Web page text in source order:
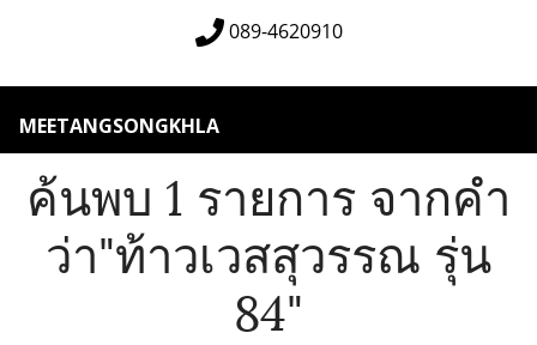
089-4620910
MEETANGSONGKHLA
ค้นพบ 1 รายการ จากคำ
ว่า"ท้าวเวสสุวรรณ รุ่น
84"